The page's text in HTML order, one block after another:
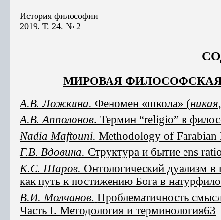
История философии
2019. Т. 24. № 2
МИРОВАЯ
А.В. Ложкина. Феномен «школа» (
А.В. Апполонов.Термин “religio” в
Nadia Maftouni.Methodology of
Г.В. Вдовина. Структура и бытие ens
К.С. Шаров. Онтологический дуализм в
как путь к постижению Бога в
В.И. Молчанов. Проблематичность
Часть I. Методология и терминология63